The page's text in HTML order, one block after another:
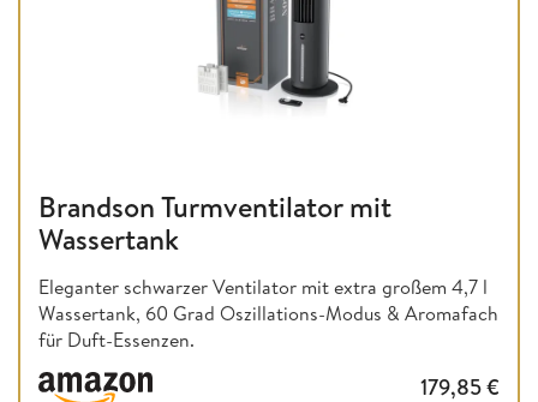
Brandson Turmventilator mit
Wassertank
Eleganter schwarzer Ventilator mit extra großem 4,7 l
Wassertank, 60 Grad Oszillations-Modus & Aromafach
für Duft-Essenzen.
179,85€